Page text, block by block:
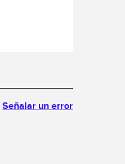
Señalar un error